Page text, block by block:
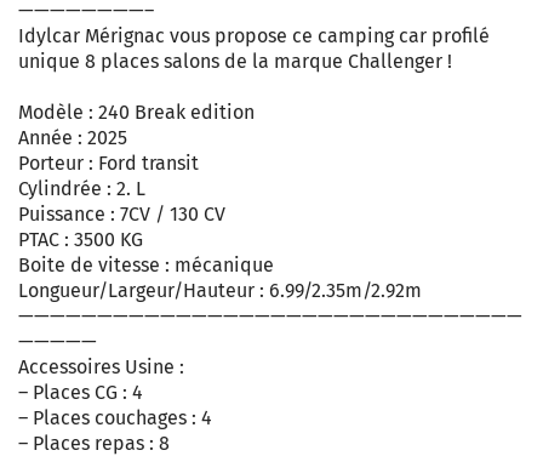
————————–
Idylcar Mérignac vous propose ce camping car profilé
unique 8 places salons de la marque Challenger !
Modèle : 240 Break edition
Année : 2025
Porteur : Ford transit
Cylindrée : 2. L
Puissance : 7CV / 130 CV
PTAC : 3500 KG
Boite de vitesse : mécanique
Longueur/Largeur/Hauteur : 6.99/2.35m/2.92m
————————————————————————————————
—————
Accessoires Usine :
– Places CG : 4
– Places couchages : 4
– Places repas : 8